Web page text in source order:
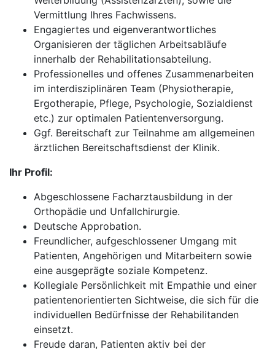
Vermittlung Ihres Fachwissens.
Engagiertes und eigenverantwortliches
Organisieren der täglichen Arbeitsabläufe
innerhalb der Rehabilitationsabteilung.
Professionelles und offenes Zusammenarbeiten
im interdisziplinären Team (Physiotherapie,
Ergotherapie, Pflege, Psychologie, Sozialdienst
etc.) zur optimalen Patientenversorgung.
Ggf. Bereitschaft zur Teilnahme am allgemeinen
ärztlichen Bereitschaftsdienst der Klinik.
Ihr Profil:
Abgeschlossene Facharztausbildung in der
Orthopädie und Unfallchirurgie.
Deutsche Approbation.
Freundlicher, aufgeschlossener Umgang mit
Patienten, Angehörigen und Mitarbeitern sowie
eine ausgeprägte soziale Kompetenz.
Kollegiale Persönlichkeit mit Empathie und einer
patientenorientierten Sichtweise, die sich für die
individuellen Bedürfnisse der Rehabilitanden
einsetzt.
Freude daran, Patienten aktiv bei der